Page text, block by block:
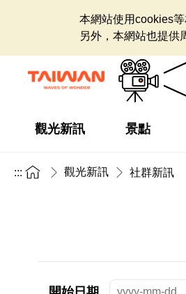
本網站使用cookies
另外，本網站也提供
觀光新訊 景點
::: 觀光新訊 社群新訊